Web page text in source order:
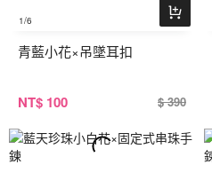
1/6
青藍小花×吊墜耳扣
NT$ 100 $ 390